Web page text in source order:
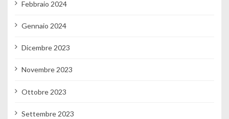
Febbraio 2024
Gennaio 2024
Dicembre 2023
Novembre 2023
Ottobre 2023
Settembre 2023